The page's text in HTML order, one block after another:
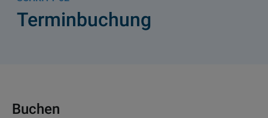
Terminbuchung
Buchen